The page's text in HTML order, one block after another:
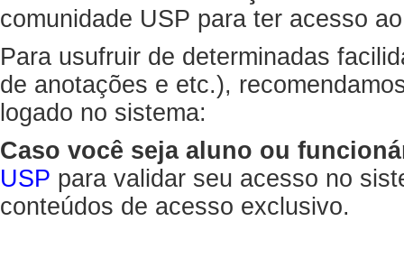
comunidade USP para ter acesso
Para usufruir de determinadas
de anotações e etc.),
logado no sistema:
Caso você seja aluno ou
USP para validar seu acesso no
conteúdos de acesso exclusivo.